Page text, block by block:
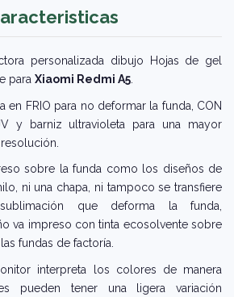
personalizada dibujo Hojas de gel
para Xiaomi Redmi A5
en FRIO para no deformar la funda, CON
y barniz ultravioleta para una mayor
sobre la funda como los diseños de
ni una chapa, ni tampoco se transfiere
que deforma la funda,
va impreso con tinta ecosolvente sobre
fundas de factoría.
interpreta los colores de manera
pueden tener una ligera variación